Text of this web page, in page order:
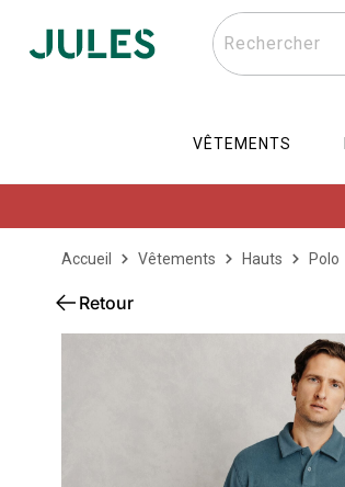
Rechercher
VÊTEMENTS
Accueil Vêtements Hauts Polo
Retour